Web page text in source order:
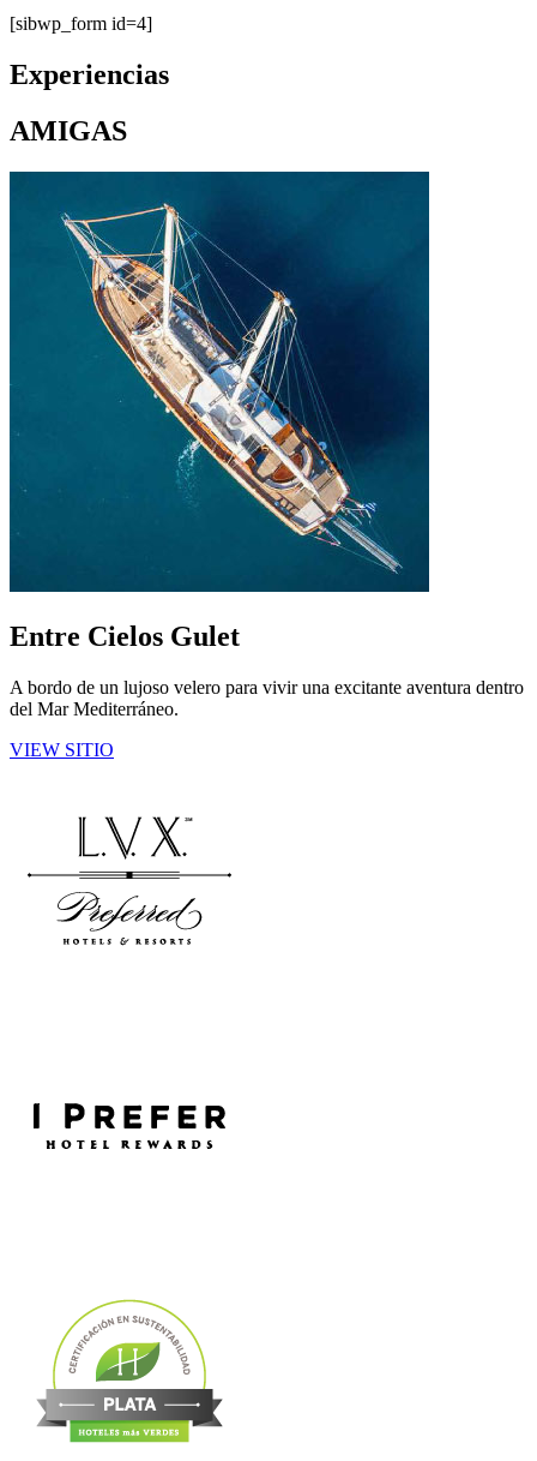
[sibwp_form id=4]
Experiencias
AMIGAS
Entre Cielos Gulet​
A bordo de un lujoso velero para vivir una excitante aventura dentro
del Mar Mediterráneo.​​
VIEW SITIO